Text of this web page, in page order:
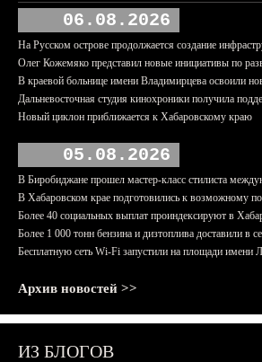
06.08.2026
На Русском острове продолжается создание
Олег Кожемяко представил новые инициативы по
В краевой больнице имени Владимирцева освоили
Дальневосточная студия кинохроники получила
Новый циклон приближается к Хабаровскому краю
05.08.2026
В Биробиджане прошел мастер-класс стилиста
В Хабаровском крае подготовились к возможному
Более 40 социальных выплат проиндексируют в
Более 1 000 тонн бензина и дизтоплива доставили в
Бесплатную сеть Wi-Fi запустили на площади имени
Архив новостей >>
ИЗ БЛОГОВ